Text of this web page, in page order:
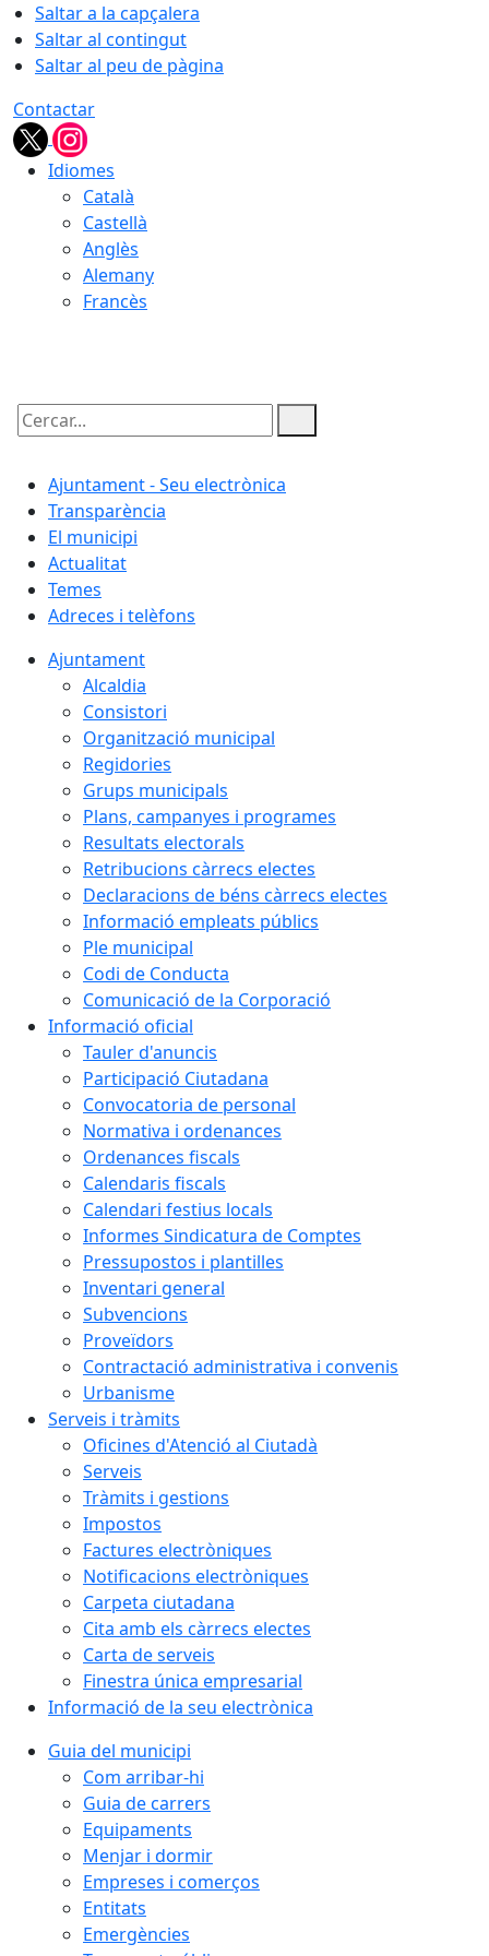
Saltar a la capçalera
Saltar al contingut
Saltar al peu de pàgina
Contactar
Idiomes
Català
Castellà
Anglès
Alemany
Francès
Cercar:
Ajuntament - Seu electrònica
Transparència
El municipi
Actualitat
Temes
Adreces i telèfons
Ajuntament
Alcaldia
Consistori
Organització municipal
Regidories
Grups municipals
Plans, campanyes i programes
Resultats electorals
Retribucions càrrecs electes
Declaracions de béns càrrecs electes
Informació empleats públics
Ple municipal
Codi de Conducta
Comunicació de la Corporació
Informació oficial
Tauler d'anuncis
Participació Ciutadana
Convocatoria de personal
Normativa i ordenances
Ordenances fiscals
Calendaris fiscals
Calendari festius locals
Informes Sindicatura de Comptes
Pressupostos i plantilles
Inventari general
Subvencions
Proveïdors
Contractació administrativa i convenis
Urbanisme
Serveis i tràmits
Oficines d'Atenció al Ciutadà
Serveis
Tràmits i gestions
Impostos
Factures electròniques
Notificacions electròniques
Carpeta ciutadana
Cita amb els càrrecs electes
Carta de serveis
Finestra única empresarial
Informació de la seu electrònica
Guia del municipi
Com arribar-hi
Guia de carrers
Equipaments
Menjar i dormir
Empreses i comerços
Entitats
Emergències